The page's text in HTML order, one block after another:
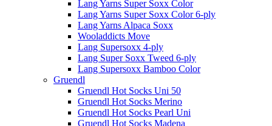
Lang Yarns Super Soxx Color
Lang Yarns Super Soxx Color 6-ply
Lang Yarns Alpaca Soxx
Wooladdicts Move
Lang Supersoxx 4-ply
Lang Super Soxx Tweed 6-ply
Lang Supersoxx Bamboo Color
Gruendl
Gruendl Hot Socks Uni 50
Gruendl Hot Socks Merino
Gruendl Hot Socks Pearl Uni
Gruendl Hot Socks Madena